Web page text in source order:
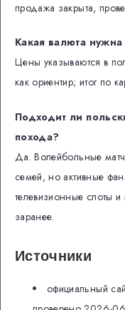
продажа закрыта,
Какая валюта
Цены указываются в
как ориентир; итог по
Подходит ли
похода?
Да. Волейбольные
семей, но активные
телевизионные слоты и
заранее.
Источники
официальный